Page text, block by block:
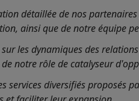
détaillée de nos
ainsi que de notre équipe
les dynamiques des
notre rôle de catalyseur
services diversifiés proposés